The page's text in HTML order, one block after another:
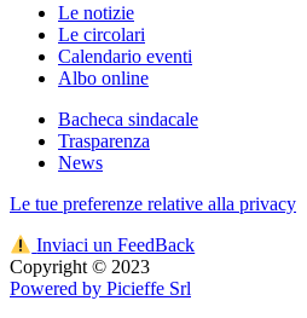
Le notizie
Le circolari
Calendario eventi
Albo online
Bacheca sindacale
Trasparenza
News
Le tue preferenze relative alla privacy
Inviaci un FeedBack
Copyright © 2023
Powered by Picieffe Srl